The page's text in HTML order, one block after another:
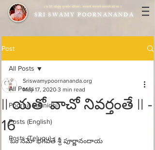
SRI SWAMY POORNANANDA
|| या देवी सर्वभूतेषु गुरुरूपेण संस्थिता। नमस्तस्यै नमस्तस्यै नमस्तस्यै नमो नमः ||
Post
All Posts
Poorna Sannidhi
Posts (English)
Posts (Telugu)
All Posts
|| యతో వాచో నివర్తంతే || -
16
Sriswamypoornananda.org
May 17, 2020 3 min read
ఓం నమో భగవతే శ్రీ పూర్ణానందాయ